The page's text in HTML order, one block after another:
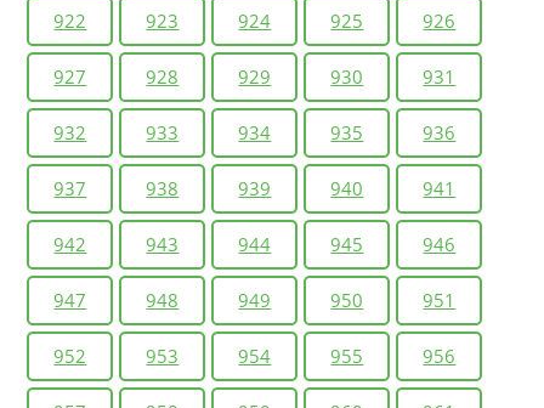
922 923 924 925 926
927 928 929 930 931
932 933 934 935 936
937 938 939 940 941
942 943 944 945 946
947 948 949 950 951
952 953 954 955 956